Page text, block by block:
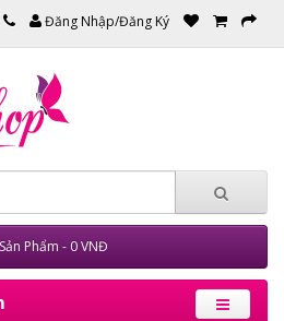
Đăng Nhập/Đăng Ký
Phẩm - 0 VNĐ